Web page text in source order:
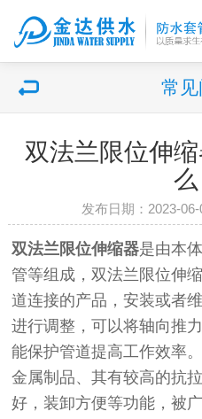
常
双法兰限位伸
么
发布日期：2023-
双法兰限位伸缩器是由本
管等组成，双法兰限位伸
道连接的产品，安装或者
进行调整，可以将轴向推
能保护管道提高工作效率
金属制品、其有较高的抗
好，装卸方便等功能，被